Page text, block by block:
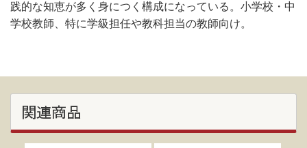
践的な知恵が多く身につく構成になっている。小学校・中
学校教師、特に学級担任や教科担当の教師向け。
関連商品